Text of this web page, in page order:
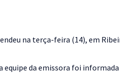
na terça-feira (14), em
da emissora foi